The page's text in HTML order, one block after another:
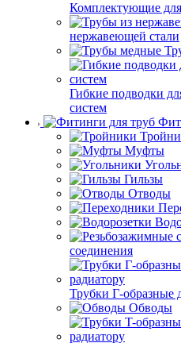
Комплектующие
нержавеющей стали
Гибкие подводки
систем
Муфты
Гильзы
Отводы
соединения
Трубки Г-образные
Обводы